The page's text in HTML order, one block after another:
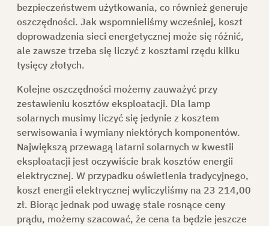
bezpieczeństwem użytkowania, co również generuje
oszczędności. Jak wspomnieliśmy wcześniej, koszt
doprowadzenia sieci energetycznej może się różnić,
ale zawsze trzeba się liczyć z kosztami rzędu kilku
tysięcy złotych.
Kolejne oszczędności możemy zauważyć przy
zestawieniu kosztów eksploatacji. Dla lamp
solarnych musimy liczyć się jedynie z kosztem
serwisowania i wymiany niektórych komponentów.
Największą przewagą latarni solarnych w kwestii
eksploatacji jest oczywiście brak kosztów energii
elektrycznej. W przypadku oświetlenia tradycyjnego,
koszt energii elektrycznej wyliczyliśmy na 23 214,00
zł. Biorąc jednak pod uwagę stale rosnące ceny
prądu, możemy szacować, że cena ta będzie jeszcze